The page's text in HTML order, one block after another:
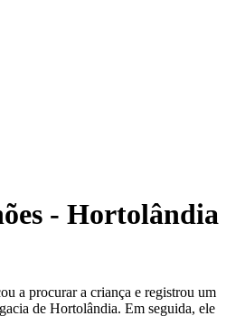
- Hortolândia
a procurar a criança e registrou um
de Hortolândia. Em seguida, ele